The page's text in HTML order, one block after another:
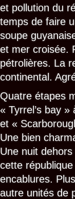
et pollution du
temps de faire
soupe
et mer croisée.
pétrolières. La
continental.
Quatre étapes
« Tyrrel’s bay
et «
Une bien
Une nuit
cette
encablures.
autre unités de